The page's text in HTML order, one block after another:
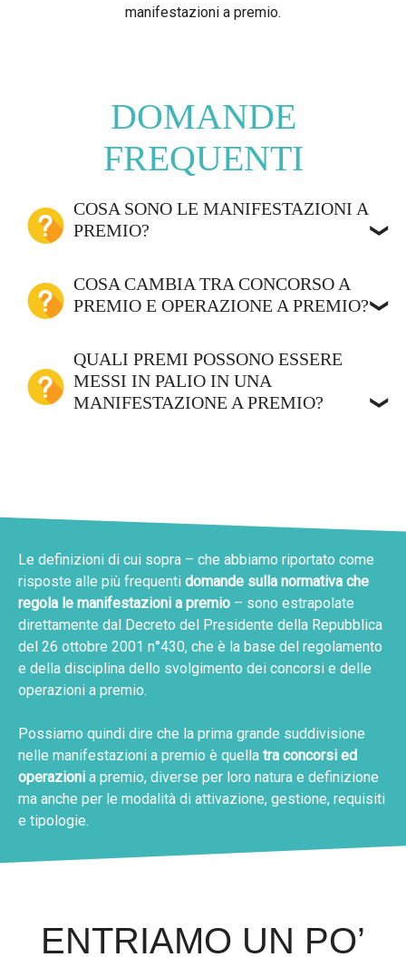
manifestazioni a premio.
DOMANDE
FREQUENTI
COSA SONO LE MANIFESTAZIONI A
PREMIO?
COSA CAMBIA TRA CONCORSO A
PREMIO E OPERAZIONE A PREMIO?
QUALI PREMI POSSONO ESSERE
MESSI IN PALIO IN UNA
MANIFESTAZIONE A PREMIO?
Le definizioni di cui sopra – che abbiamo riportato come
risposte alle più frequenti domande sulla normativa che
regola le manifestazioni a premio – sono estrapolate
direttamente dal Decreto del Presidente della Repubblica
del 26 ottobre 2001 n°430, che è la base del regolamento
e della disciplina dello svolgimento dei concorsi e delle
operazioni a premio.
Possiamo quindi dire che la prima grande suddivisione
nelle manifestazioni a premio è quella tra concorsi ed
operazioni a premio, diverse per loro natura e definizione
ma anche per le modalità di attivazione, gestione, requisiti
e tipologie.
ENTRIAMO UN PO’